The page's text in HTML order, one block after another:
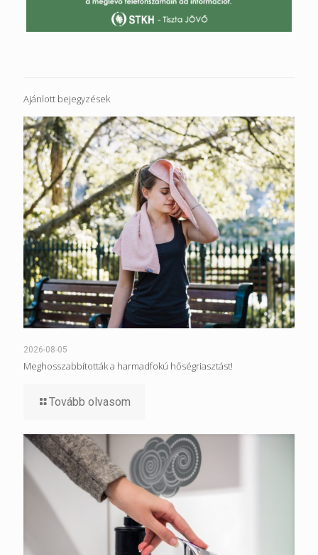
Ajánlott bejegyzések
2026-08-05
Meghosszabbították a harmadfokú hőségriasztást!
Tovább olvasom